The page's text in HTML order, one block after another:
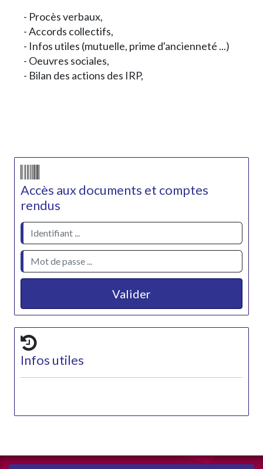
- Procès verbaux,
- Accords collectifs,
- Infos utiles (mutuelle, prime d'ancienneté ...)
- Oeuvres sociales,
- Bilan des actions des IRP,
Accès aux documents et comptes
rendus
Valider
Infos utiles